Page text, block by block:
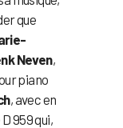
que
Neven,
piano
, avec en
959 qui,